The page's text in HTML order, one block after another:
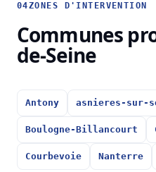
04ZONES D'INTERVENTION
Communes
de-Seine
Antony asnieres-sur-
Boulogne-Billancourt
Courbevoie Nanterre